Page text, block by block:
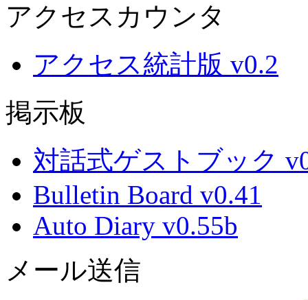
アクセスカウンタ
アクセス統計版 v0.2
掲示板
対話式ゲストブック
Bulletin Board v0.41
Auto Diary v0.55b
メール送信